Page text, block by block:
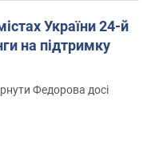
України 24-й
на підтримку
Федорова досі